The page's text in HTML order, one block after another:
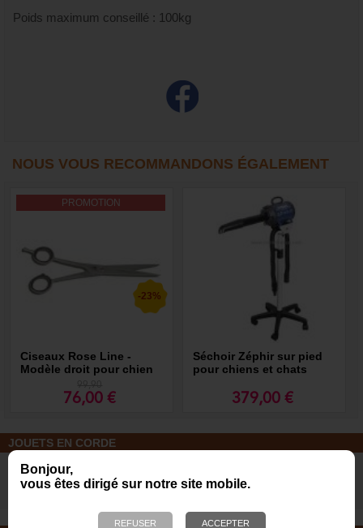
Bonjour,
vous êtes dirigé sur notre site mobile.
Poids maximum conseillé : 100kg
NOUS VOUS RECOMMANDONS ÉGALEMENT
PROMOTION
Ciseaux Rose Line -
Modèle droit pour chien
-23%
76,00 €
Séchoir Zéphir sur pied
pour chiens et chats
379,00 €
JOUETS EN CORDE
des heures de jeux avec votre chien